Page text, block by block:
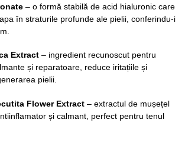
– o formă stabilă de acid hialuronic care
în straturile profunde ale pielii, conferindu-i
Extract – ingredient recunoscut pentru
și reparatoare, reduce iritațiile și
pielii.
Flower Extract – extractul de mușețel
și calmant, perfect pentru tenul